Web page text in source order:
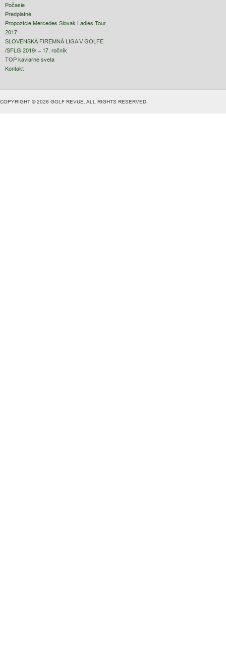
Počasie
Predplatné
Propozície Mercedes Slovak Ladies Tour
2017
SLOVENSKÁ FIREMNÁ LIGA V GOLFE
/SFLG 2019/ – 17. ročník
TOP kaviarne sveta
Kontakt
COPYRIGHT © 2026 GOLF REVUE. ALL RIGHTS RESERVED.